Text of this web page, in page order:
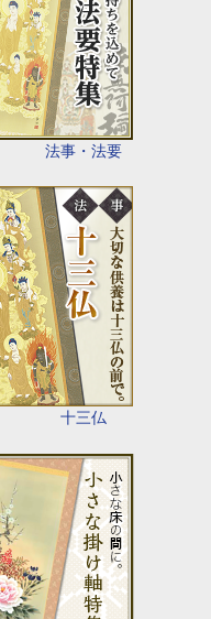
法事・法要
十三仏